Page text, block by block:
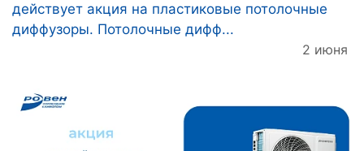
действует акция на пластиковые потолочные
диффузоры. Потолочные дифф...
2 июня